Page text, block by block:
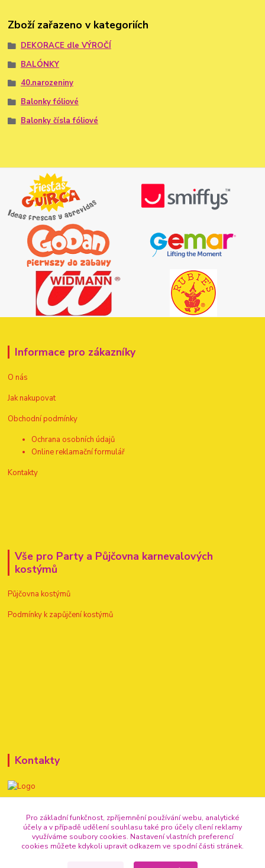
Zboží zařazeno v kategoriích
DEKORACE dle VÝROČÍ
BALÓNKY
40.narozeniny
Balonky fóliové
Balonky čísla fóliové
Informace pro zákazníky
O nás
Jak nakupovat
Obchodní podmínky
Ochrana osobních údajů
Online reklamační formulář
Kontakty
Vše pro Party a Půjčovna karnevalových
kostýmů
Půjčovna kostýmů
Podmínky k zapůjčení kostýmů
Kontakty
info@vse-pro-party.cz
Pro základní funkčnost, zpříjemnění používání webu, analytické
účely a v případě udělení souhlasu také pro účely cílení reklamy
využíváme soubory cookies. Nastavení vlastních preferencí
cookies můžete kdykoli upravit odkazem ve spodní části stránek.